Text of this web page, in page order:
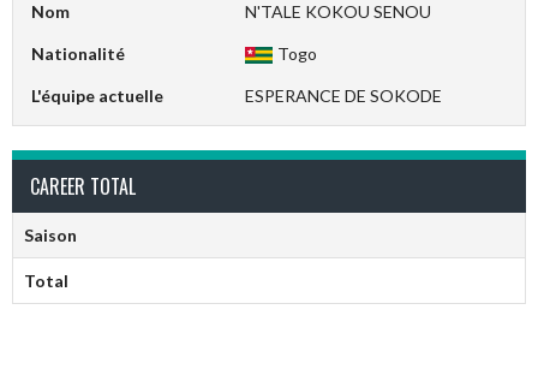
Nom N'TALE KOKOU SENOU
Nationalité Togo
L'équipe actuelle ESPERANCE DE SOKODE
CAREER TOTAL
Saison
Total